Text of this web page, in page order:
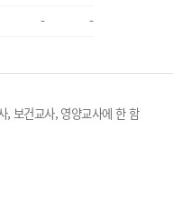
- -
, 보건교사, 영양교사에 한 함